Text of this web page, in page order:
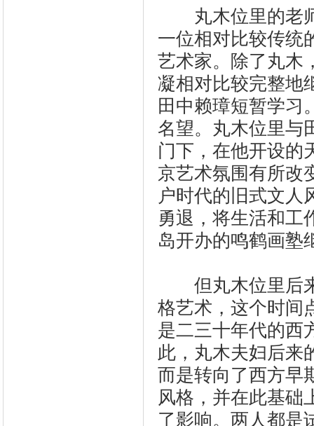
丸木位里的老师
一位相对比较传统
艺术家。除了丸木
凝相对比较完整地
田中赖璋短暂学习
名望。丸木位里与
门下，在他开设的
京艺术氛围有所改
户时代的旧式文人
勇退，将生活和工
岛开办的鸣鹤画塾
但丸木位里后来
格艺术，这个时间
是二三十年代的西
此，丸木夫妇后来
而是转向了西方早
风格，并在此基础
了影响。两人都是